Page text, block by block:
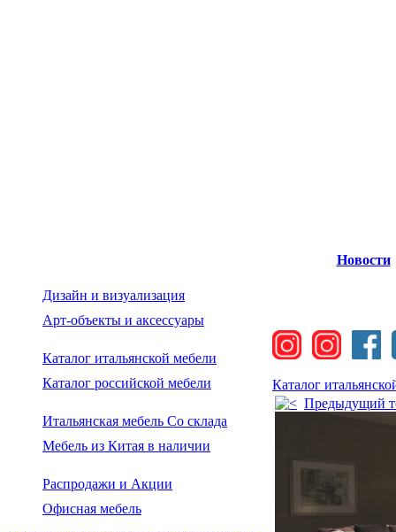
Дизайн и визуализация
Арт-объекты и аксессуары
Каталог итальянской мебели
Каталог российской мебели
Итальянская мебель Со склада
Мебель из Китая в наличии
Распродажи и Акции
Офисная мебель
Новости
Каталог
Предыдущий